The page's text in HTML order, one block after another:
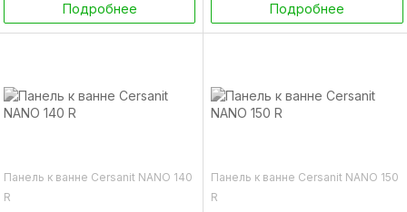
Подробнее Подробнее
Панель к ванне Cersanit NANO 140
R
Панель к ванне Cersanit NANO 150
R